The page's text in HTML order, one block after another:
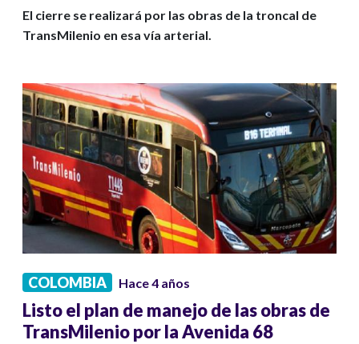
El cierre se realizará por las obras de la troncal de
TransMilenio en esa vía arterial.
COLOMBIA Hace 4 años
Listo el plan de manejo de las obras de
TransMilenio por la Avenida 68